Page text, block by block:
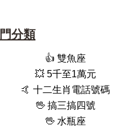
分類
👍 雙魚座
💥 5千至1萬元
🤙 十二生肖電話號碼
🖖 搞三搞四號
🖖 水瓶座